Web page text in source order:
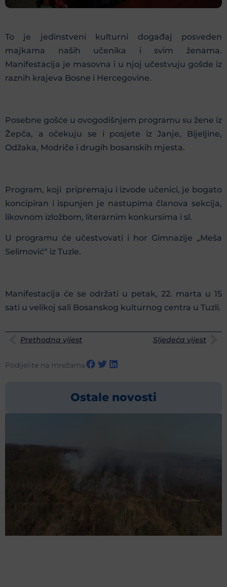
To je jedinstveni kulturni događaj posveden
majkama naših učenika i svim ženama.
Manifestacija je masovna i u njoj učestvuju gošde iz
raznih krajeva Bosne i Hercegovine.
Posebne gošće u ovogodišnjem programu su žene iz
Žepča, a očekuju se i posjete iz Janje, Bijeljine,
Odžaka, Modriče i drugih bosanskih mjesta.
Program, koji pripremaju i izvode učenici, je bogato
koncipiran i ispunjen je nastupima članova sekcija,
likovnom izložbom, literarnim konkursima i sl.
U programu će učestvovati i hor Gimnazije „Meša
Selimović“ iz Tuzle.
Manifestacija će se održati u petak, 22. marta u 15
sati u velikoj sali Bosanskog kulturnog centra u Tuzli.
Prethodna vijest Sljedeća vijest
Podijelite na mrežama
Ostale novosti